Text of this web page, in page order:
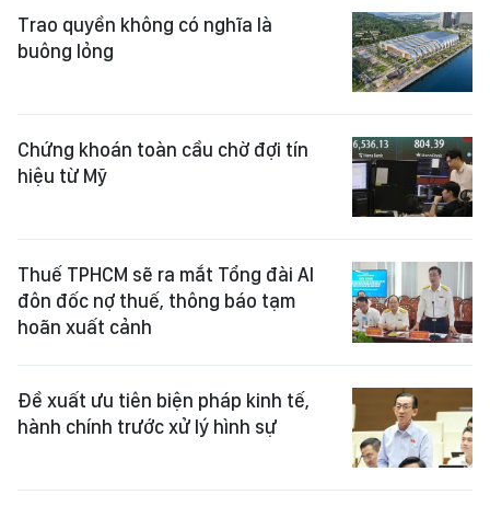
Trao quyền không có nghĩa là
buông lỏng
Chứng khoán toàn cầu chờ đợi tín
hiệu từ Mỹ
Thuế TPHCM sẽ ra mắt Tổng đài AI
đôn đốc nợ thuế, thông báo tạm
hoãn xuất cảnh
Đề xuất ưu tiên biện pháp kinh tế,
hành chính trước xử lý hình sự